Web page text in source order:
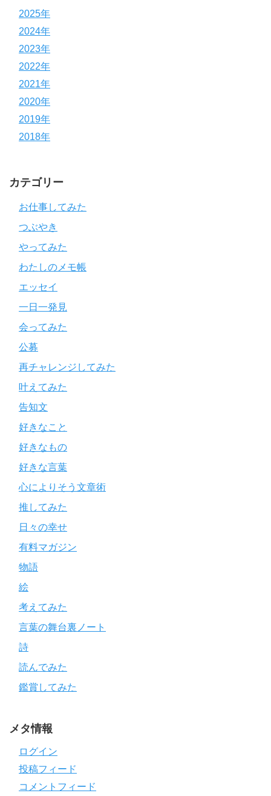
2025年
2024年
2023年
2022年
2021年
2020年
2019年
2018年
カテゴリー
お仕事してみた
つぶやき
やってみた
わたしのメモ帳
エッセイ
一日一発見
会ってみた
公募
再チャレンジしてみた
叶えてみた
告知文
好きなこと
好きなもの
好きな言葉
心によりそう文章術
推してみた
日々の幸せ
有料マガジン
物語
絵
考えてみた
言葉の舞台裏ノート
詩
読んでみた
鑑賞してみた
メタ情報
ログイン
投稿フィード
コメントフィード